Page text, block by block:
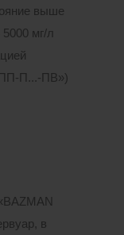
выше
мг/л
ПП-П...-ПВ»)
в